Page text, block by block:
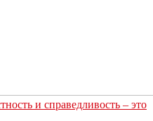
и справедливость – это